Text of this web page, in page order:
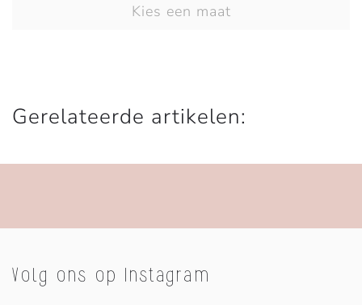
Kies een maat
Gerelateerde artikelen:
Volg ons op Instagram